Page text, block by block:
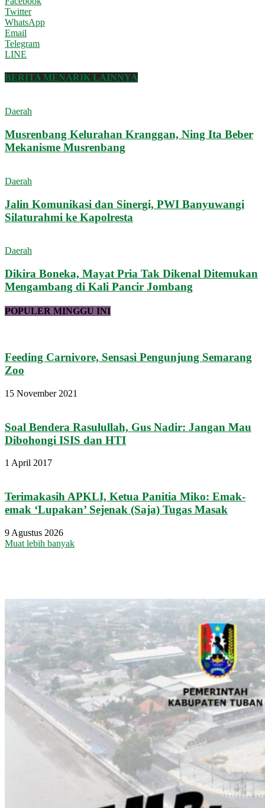
Twitter
WhatsApp
Email
Telegram
LINE
BERITA MENARIK LAINNYA
Daerah
Musrenbang Kelurahan Kranggan, Ning Ita Beber
Mekanisme Musrenbang
Daerah
Jalin Komunikasi dan Sinergi, PWI Banyuwangi
Silaturahmi ke Kapolresta
Daerah
Dikira Boneka, Mayat Pria Tak Dikenal Ditemukan
Mengambang di Kali Pancir Jombang
POPULER MINGGU INI
Feeding Carnivore, Sensasi Pengunjung Semarang
Zoo
15 November 2021
Soal Bendera Rasulullah, Gus Nadir: Jangan Mau
Dibohongi ISIS dan HTI
1 April 2017
Terimakasih APKLI, Ketua Panitia Miko: Emak-
emak ‘Lupakan’ Sejenak (Saja) Tugas Masak
9 Agustus 2026
Muat lebih banyak